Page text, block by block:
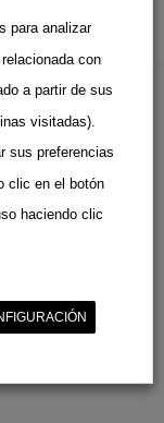
buscas?
para analizar
con
a partir de sus
visitadas).
sus preferencias
clic en el botón
haciendo clic